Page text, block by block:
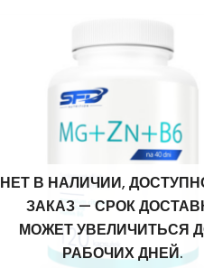
НЕТ В НАЛИЧИИ,
ЗАКАЗ — СРОК
МОЖЕТ УВЕЛИЧИТЬСЯ
РАБОЧИХ ДНЕЙ.